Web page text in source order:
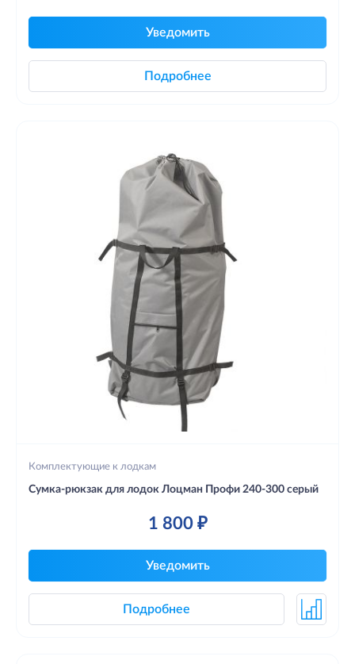
Уведомить
Подробнее
Комплектующие к лодкам
Сумка-рюкзак для лодок Лоцман Профи 240-300 серый
1 800 ₽
Уведомить
Подробнее